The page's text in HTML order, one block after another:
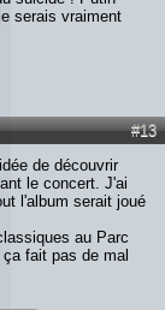
serais vraiment
#13
de découvrir
le concert. J'ai
l'album serait joué
au Parc
fait pas de mal